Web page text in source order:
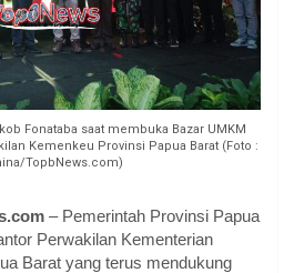
Fonataba saat membuka Bazar UMKM
Kemenkeu Provinsi Papua Barat (Foto :
TopbNews.com)
– Pemerintah Provinsi Papua
Perwakilan Kementerian
Barat yang terus mendukung